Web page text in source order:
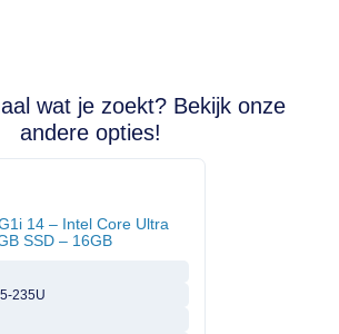
wat je zoekt? Bekijk onze
andere opties!
14 – Intel Core Ultra
SSD – 16GB
235U